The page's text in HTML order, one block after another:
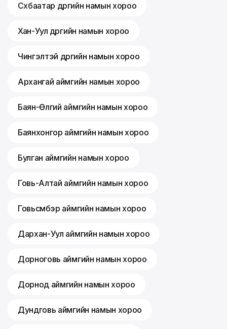
Сүхбаатар дүүргийн намын хороо
Хан-Уул дүүргийн намын хороо
Чингэлтэй дүүргийн намын хороо
Архангай аймгийн намын хороо
Баян-Өлгий аймгийн намын хороо
Баянхонгор аймгийн намын хороо
Булган аймгийн намын хороо
Говь-Алтай аймгийн намын хороо
Говьсүмбэр аймгийн намын хороо
Дархан-Уул аймгийн намын хороо
Дорноговь аймгийн намын хороо
Дорнод аймгийн намын хороо
Дундговь аймгийн намын хороо